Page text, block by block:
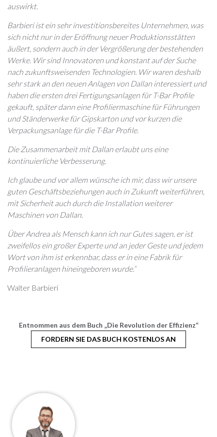
auswirkt.
Barbieri ist ein sehr investitionsbereites Unternehmen, was
sich nicht nur in der Eröffnung neuer Produktionsstätten
äußert, sondern auch in der Vergrößerung der bestehenden
Werke. Wir sind Innovatoren und konstant auf der Suche
nach zukunftsweisenden Technologien. Wir waren deshalb
sehr stark an den neuen Anlagen von Dallan interessiert und
haben die ersten drei Fertigungsanlagen für T-Bar Profile
gekauft, später dann eine Profiliermaschine für Führungen
und Ständerwerke für Gipskarton und vor kurzen die
Verpackungsanlage für die T-Bar Profile.
Die Zusammenarbeit mit Dallan erlaubt uns eine
kontinuierliche Verbesserung.
Ich glaube und vor allem wünsche ich mir, dass wir unsere
guten Geschäftsbeziehungen auch in Zukunft weiterführen,
mit Sicherheit auch durch die Installation weiterer
Maschinen von Dallan.
Über Andrea als Mensch kann ich nur Gutes sagen, er ist
zweifellos ein großer Experte und an jeder Geste und jedem
Wort von ihm ist erkennbar, dass er in eine Fabrik für
Profilieranlagen hineingeboren wurde.”
Walter Barbieri
Entnommen aus dem Buch „Die Revolution der Effizienz“
FORDERN SIE DAS BUCH KOSTENLOS AN